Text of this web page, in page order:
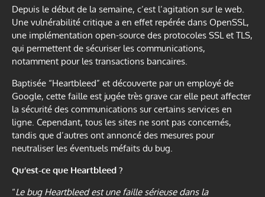
Depuis le début de la semaine, c’est l’agitation sur le web.
Une vulnérabilité critique a en effet repérée dans OpenSSL,
une implémentation open-source des protocoles SSL et TLS,
qui permettent de sécuriser les communications,
notamment pour les transactions bancaires.
Baptisée “Heartbleed” et découverte par un employé de
Google, cette faille est jugée très grave car elle peut affecter
la sécurité des communications sur certains services en
ligne. Cependant, tous les sites ne sont pas concernés,
tandis que d’autres ont annoncé des mesures pour
neutraliser les éventuels méfaits du bug.
Qu’est-ce que Heartbleed ?
“Le bug Heartbleed est une faille sérieuse dans la